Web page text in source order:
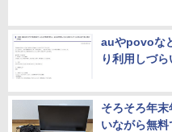
auやpovoな
り利用しづ
そろそろ年
いながら無